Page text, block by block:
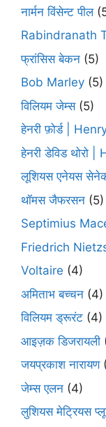
नार्मन विंसेन्ट पील
Rabindranath
फ्रांसिस बेकन (5)
Bob Marley (5)
विलियम जेम्स(5)
हेनरी फ़ोर्ड |
हेनरी डेविड
लूशियस एनेयस
थॉमस जैफरसन (5)
Septimius
Friedrich
Voltaire (4)
अमिताभ बच्चन (4)
विलियम ड्रूरंट (4)
आइज़क डिजरायली
जयप्रकाश नारायण
जेम्स एलन (4)
लुशियस मेट्रियस